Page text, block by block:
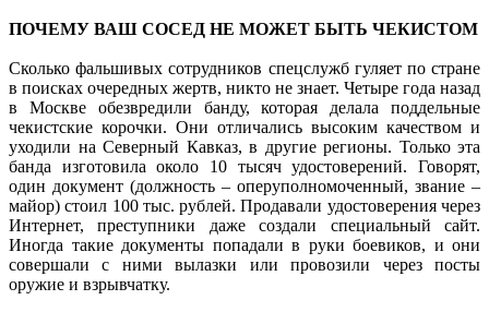
ПОЧЕМУ ВАШ СОСЕД НЕ МОЖЕТ БЫТЬ ЧЕКИСТОМ
Сколько фальшивых сотрудников спецслужб гуляет по стране
в поисках очередных жертв, никто не знает. Четыре года назад
в Москве обезвредили банду, которая делала поддельные
чекистские корочки. Они отличались высоким качеством и
уходили на Северный Кавказ, в другие регионы. Только эта
банда изготовила около 10 тысяч удостоверений. Говорят,
один документ (должность – оперуполномоченный, звание –
майор) стоил 100 тыс. рублей. Продавали удостоверения через
Интернет, преступники даже создали специальный сайт.
Иногда такие документы попадали в руки боевиков, и они
совершали с ними вылазки или провозили через посты
оружие и взрывчатку.